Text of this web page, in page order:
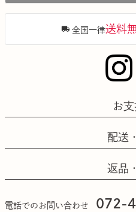
全国一律送料
お
配送
返品
電話でのお問い合わせ 072-